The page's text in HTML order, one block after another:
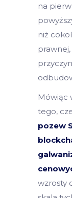
na
niż
Mówiąc
tego,
pozew
wzrosty